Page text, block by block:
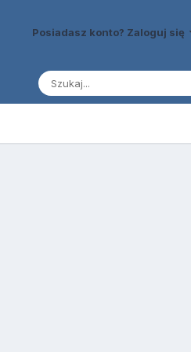
Posiadasz konto? Zaloguj się